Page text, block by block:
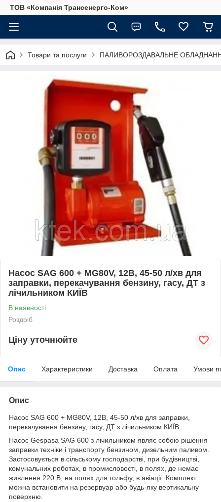
ТОВ «Компанія Трансенерго-Ком»
Товари та послуги ПАЛИВОРОЗДАВАЛЬНЕ
Насос SAG 600 + MG80V, 12В, 45-50 л/хв для
заправки, перекачування бензину, гасу, ДТ з
лічильником КИЇВ
В наявності
Роздріб
Ціну уточнюйте
Опис Характеристики Доставка Оплата Умови
Опис
Насос SAG 600 + MG80V, 12В, 45-50 л/хв для заправки,
перекачування бензину, гасу, ДТ з лічильником КИЇВ
Насос Gespasa SAG 600 з лічильником являє собою рішення
заправки техніки і транспорту бензином, дизельним паливом.
Застосовується в сільському господарстві, при будівництві,
комунальних роботах, в промисловості, в полях, де немає
живлення 220 В, на полях для гольфу, в авіації. Комплект
можна встановити на резервуар або будь-яку вертикальну
поверхню.